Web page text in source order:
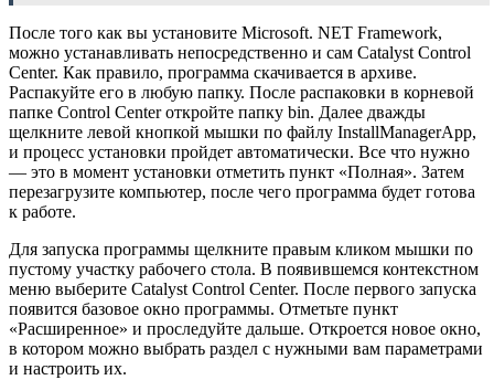
После того как вы установите Microsoft. NET Framework,
можно устанавливать непосредственно и сам Catalyst Control
Center. Как правило, программа скачивается в архиве.
Распакуйте его в любую папку. После распаковки в корневой
папке Control Center откройте папку bin. Далее дважды
щелкните левой кнопкой мышки по файлу InstallManagerApp,
и процесс установки пройдет автоматически. Все что нужно
— это в момент установки отметить пункт «Полная». Затем
перезагрузите компьютер, после чего программа будет готова
к работе.
Для запуска программы щелкните правым кликом мышки по
пустому участку рабочего стола. В появившемся контекстном
меню выберите Catalyst Control Center. После первого запуска
появится базовое окно программы. Отметьте пункт
«Расширенное» и проследуйте дальше. Откроется новое окно,
в котором можно выбрать раздел с нужными вам параметрами
и настроить их.